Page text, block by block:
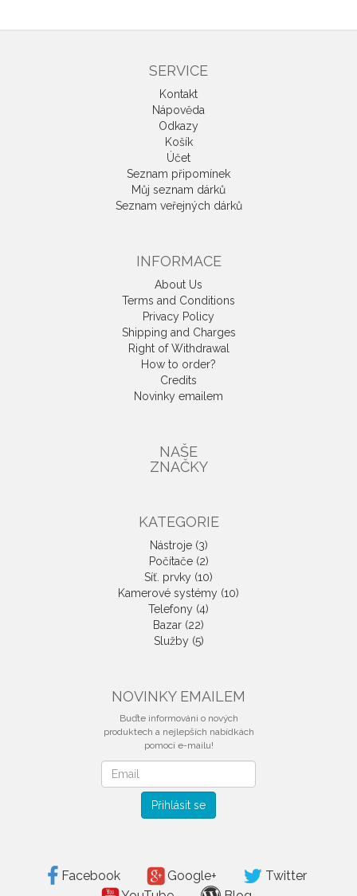
SERVICE
Kontakt
Nápověda
Odkazy
Košík
Účet
Seznam připomínek
Můj seznam dárků
Seznam veřejných dárků
INFORMACE
About Us
Terms and Conditions
Privacy Policy
Shipping and Charges
Right of Withdrawal
How to order?
Credits
Novinky emailem
NAŠE
ZNAČKY
KATEGORIE
Nástroje (3)
Počítače (2)
Síť. prvky (10)
Kamerové systémy (10)
Telefony (4)
Bazar (22)
Služby (5)
NOVINKY EMAILEM
Buďte informováni o nových
produktech a nejlepších nabídkách
pomocí e-mailu!
Přihlásit se
Facebook Google+
Twitter